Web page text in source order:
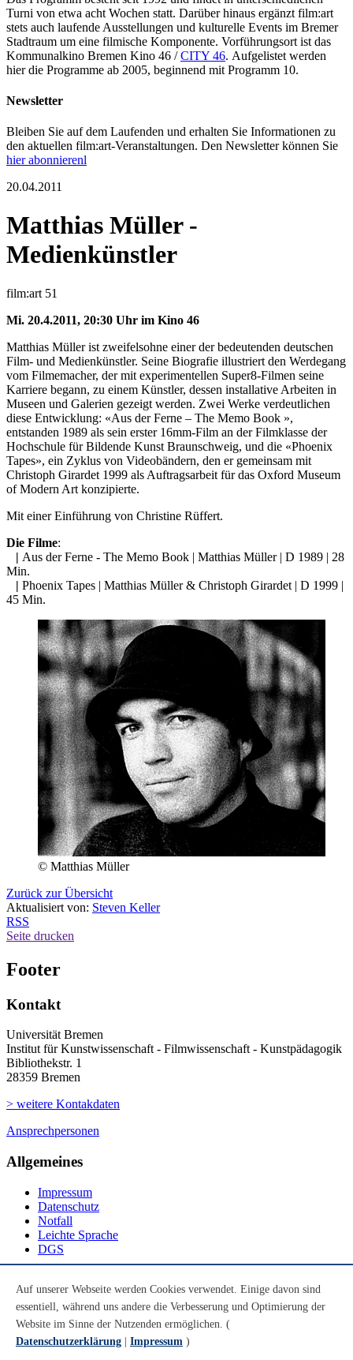
Turni von etwa acht Wochen statt. Darüber hinaus ergänzt film:art
stets auch laufende Ausstellungen und kulturelle Events im Bremer
Stadtraum um eine filmische Komponente. Vorführungsort ist das
Kommunalkino Bremen Kino 46 /CITY 46. Aufgelistet werden
hier die Programme ab 2005, beginnend mit Programm 10.
Newsletter
Bleiben Sie auf dem Laufenden und erhalten Sie Informationen zu
den aktuellen film:art-Veranstaltungen. Den Newsletter können Sie
hier abonnierenl
20.04.2011
Matthias Müller -
Medienkünstler
film:art 51
Mi. 20.4.2011, 20:30 Uhr im Kino 46
Matthias Müller ist zweifelsohne einer der bedeutenden deutschen
Film- und Medienkünstler. Seine Biografie illustriert den Werdegang
vom Filmemacher, der mit experimentellen Super8-Filmen seine
Karriere begann, zu einem Künstler, dessen installative Arbeiten in
Museen und Galerien gezeigt werden. Zwei Werke verdeutlichen
diese Entwicklung: «Aus der Ferne – The Memo Book »,
entstanden 1989 als sein erster 16mm-Film an der Filmklasse der
Hochschule für Bildende Kunst Braunschweig, und die «Phoenix
Tapes», ein Zyklus von Videobändern, den er gemeinsam mit
Christoph Girardet 1999 als Auftragsarbeit für das Oxford Museum
of Modern Art konzipierte.
Mit einer Einführung von Christine Rüffert.
Die Filme:
| Aus der Ferne - The Memo Book | Matthias Müller | D 1989 | 28
Min.
| Phoenix Tapes | Matthias Müller & Christoph Girardet | D 1999 |
45 Min.
© Matthias Müller
Zurück zur Übersicht
Aktualisiert von: Steven Keller
RSS
Seite drucken
Footer
Kontakt
Universität Bremen
Institut für Kunstwissenschaft - Filmwissenschaft - Kunstpädagogik
Bibliothekstr. 1
28359 Bremen
> weitere Kontakdaten
Ansprechpersonen
Allgemeines
Impressum
Datenschutz
Notfall
Leichte Sprache
DGS
Youtube
Instagram
LinkedIn
Auf unserer Webseite werden Cookies verwendet. Einige davon sind
essentiell, während uns andere die Verbesserung und Optimierung der
Website im Sinne der Nutzenden ermöglichen. (
Datenschutzerklärung
Impressum )